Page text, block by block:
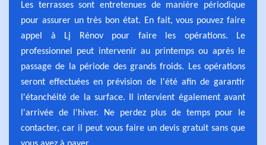
Les terrasses sont entretenues de manière périodique
pour assurer un très bon état. En fait, vous pouvez faire
appel à Lj Rénov pour faire les opérations. Le
professionnel peut intervenir au printemps ou après le
passage de la période des grands froids. Les opérations
seront effectuées en prévision de l'été afin de garantir
l'étanchéité de la surface. Il intervient également avant
l'arrivée de l'hiver. Ne perdez plus de temps pour le
contacter, car il peut vous faire un devis gratuit sans que